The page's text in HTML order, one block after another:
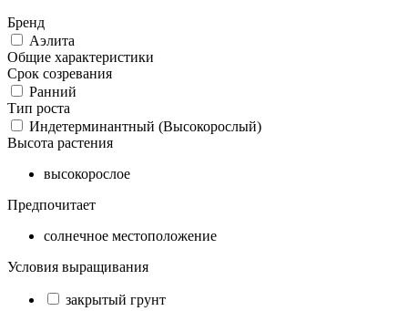
Бренд
Аэлита
Общие характеристики
Срок созревания
Ранний
Тип роста
Индетерминантный (Высокорослый)
Высота растения
высокорослое
Предпочитает
солнечное местоположение
Условия выращивания
закрытый грунт